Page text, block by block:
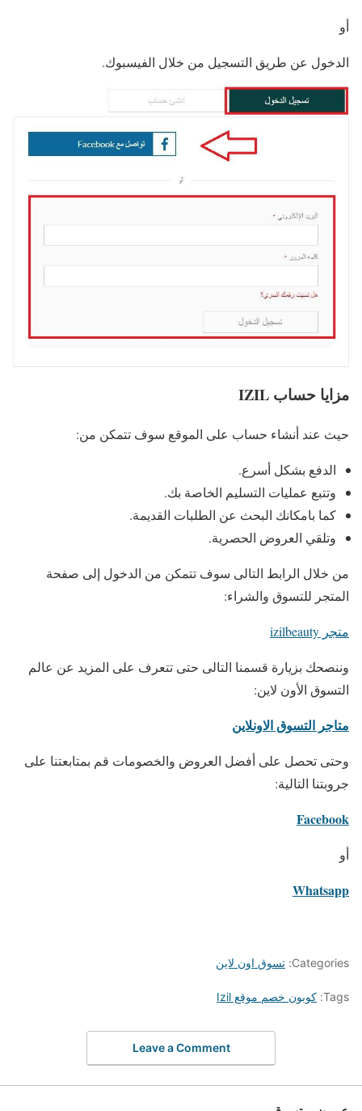
أو
الدخول عن طريق التسجيل من خلال الفيسبوك.
مزايا حساب IZIL
حيث عند أنشاء حساب على الموقع سوف تتمكن من:
الدفع بشكل أسرع.
وتتبع عمليات التسليم الخاصة بك.
كما بامكانك البحث عن الطلبات القديمة.
وتلقي العروض الحصرية.
من خلال الرابط التالى سوف تتمكن من الدخول إلى صفحة
المتجر للتسوق والشراء:
متجر izilbeauty
وننصحك بزيارة قسمنا التالى حتى تتعرف على المزيد عن عالم
التسوق الأون لاين:
متاجر التسوق الاونلاين
وحتى تحصل على أفضل العروض والخصومات قم بمتابعتنا على
جروبتنا التالية:
Facebook
أو
Whatsapp
Categories: تسوق اون لاين
Tags: كوبون خصم موقع Izil
Leave a Comment